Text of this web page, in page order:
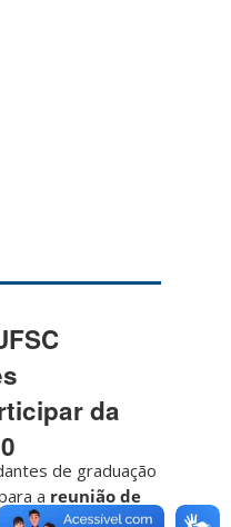
da
de graduação
a reunião de
realizada no dia